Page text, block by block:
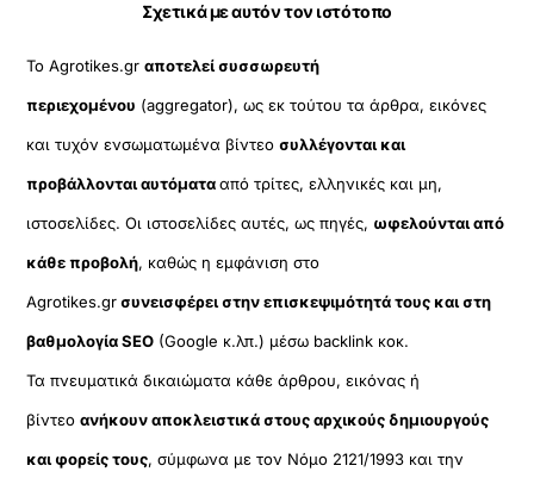
Σχετικά με αυτόν τον ιστότοπο
Το Agrotikes.grαποτελεί συσσωρευτή
περιεχομένου (aggregator), ως εκ τούτου τα άρθρα, εικόνες
και τυχόν ενσωματωμένα βίντεοσυλλέγονται και
προβάλλονται αυτόματααπό τρίτες, ελληνικές και μη,
ιστοσελίδες. Οι ιστοσελίδες αυτές, ως πηγές, ωφελούνται από
κάθε προβολή, καθώς η εμφάνιση στο
Agrotikes.grσυνεισφέρει στην επισκεψιμότητά τους και στη
βαθμολογία SEO (Google κ.λπ.) μέσω backlink κοκ.
Τα πνευματικά δικαιώματα κάθε άρθρου, εικόνας ή
βίντεοανήκουν αποκλειστικά στους αρχικούς δημιουργούς
και φορείς τους, σύμφωνα με τον Νόμο 2121/1993 και την